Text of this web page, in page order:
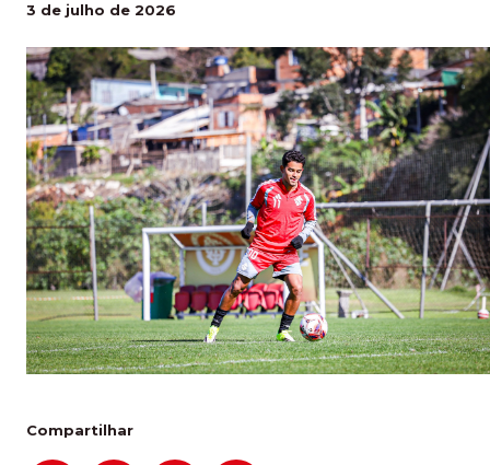
3 de julho de 2026
Compartilhar